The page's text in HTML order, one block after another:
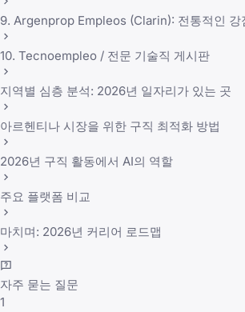
9. Argenprop Empleos (Clarin): 전통적인 강
10. Tecnoempleo / 전문 기술직 게시판
지역별 심층 분석: 2026년 일자리가 있는 곳
아르헨티나 시장을 위한 구직 최적화 방법
2026년 구직 활동에서 AI의 역할
주요 플랫폼 비교
마치며: 2026년 커리어 로드맵
자주 묻는 질문
1